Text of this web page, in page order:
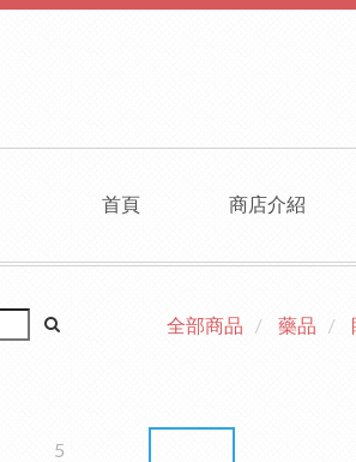
首頁 商店介紹
5
全部商品 藥品